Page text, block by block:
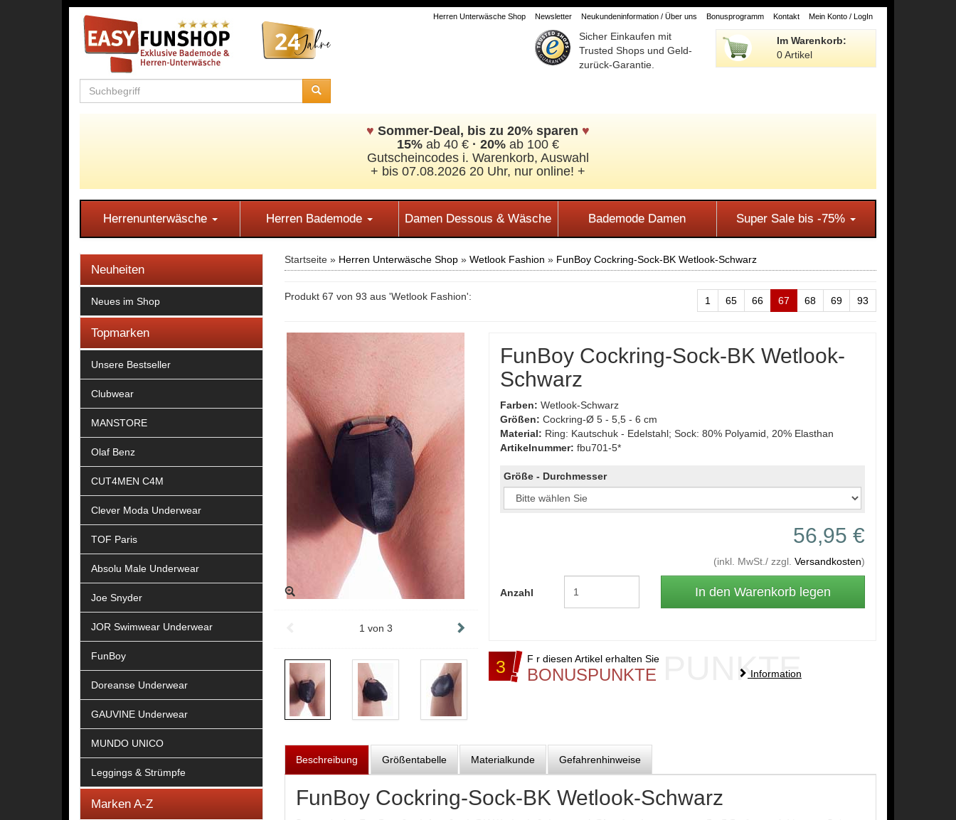
Herren Unterwäsche Shop Newsletter Neukundeninformation / Über uns Bonusprogramm Kontakt Mein Konto / LogIn
Sicher Einkaufen mit
Trusted Shops und Geld-
zurück-Garantie.
Im Warenkorb:
0 Artikel
♥ Sommer-Deal, bis zu 20% sparen ♥
15% ab 40 € · 20% ab 100 €
Gutscheincodes i. Warenkorb, Auswahl
+ bis 07.08.2026 20 Uhr, nur online! +
Herrenunterwäsche Herren Bademode Damen Dessous & Wäsche Bademode Damen Super Sale bis -75%
Neuheiten
Neues im Shop
Topmarken
Unsere Bestseller
Clubwear
MANSTORE
Olaf Benz
CUT4MEN C4M
Clever Moda Underwear
TOF Paris
Absolu Male Underwear
Joe Snyder
JOR Swimwear Underwear
FunBoy
Doreanse Underwear
GAUVINE Underwear
MUNDO UNICO
Leggings & Strümpfe
Marken A-Z
Startseite » Herren Unterwäsche Shop » Wetlook Fashion » FunBoy Cockring-Sock-BK Wetlook-Schwarz
Produkt 67 von 93 aus 'Wetlook Fashion': 1 65 66 67 68 69 93
1 von 3
FunBoy Cockring-Sock-BK Wetlook-
Schwarz
Farben: Wetlook-Schwarz
Größen: Cockring-Ø 5 - 5,5 - 6 cm
Material: Ring: Kautschuk - Edelstahl; Sock: 80% Polyamid, 20% Elasthan
Artikelnummer: fbu701-5*
Größe - Durchmesser
56,95 €
(inkl. MwSt./ zzgl. Versandkosten)
Anzahl
3 F r diesen Artikel erhalten Sie
BONUSPUNKTE PUNKTE
Information
Beschreibung Größentabelle Materialkunde Gefahrenhinweise
FunBoy Cockring-Sock-BK Wetlook-Schwarz